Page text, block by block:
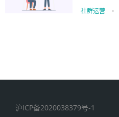
社群运营 •
沪ICP备2020038379号-1